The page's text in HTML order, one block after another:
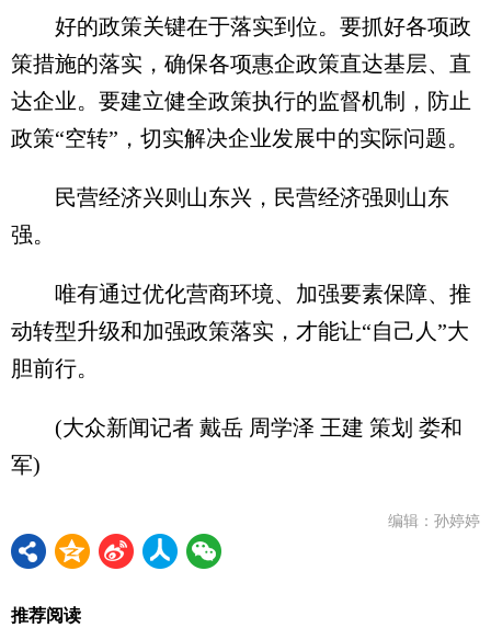
好的政策关键在于落实到位。要抓好各项政
策措施的落实，确保各项惠企政策直达基层、直
达企业。要建立健全政策执行的监督机制，防止
政策“空转”，切实解决企业发展中的实际问题。
民营经济兴则山东兴，民营经济强则山东
强。
唯有通过优化营商环境、加强要素保障、推
动转型升级和加强政策落实，才能让“自己人”大
胆前行。
(大众新闻记者 戴岳 周学泽 王建 策划 娄和
军)
编辑：孙婷婷
推荐阅读